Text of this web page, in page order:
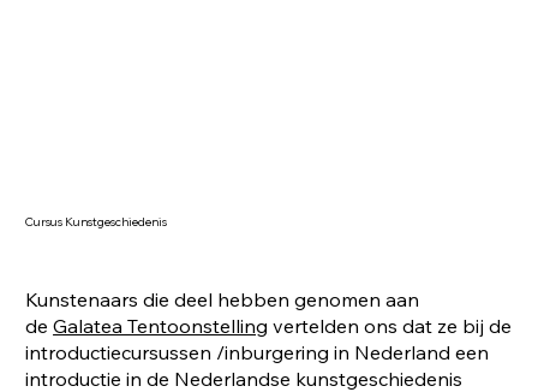
Cursus Kunstgeschiedenis
Kunstenaars die deel hebben genomen aan
deGalatea Tentoonstelling vertelden ons dat ze bij de
introductiecursussen /inburgering in Nederland een
introductie in de Nederlandse kunstgeschiedenis